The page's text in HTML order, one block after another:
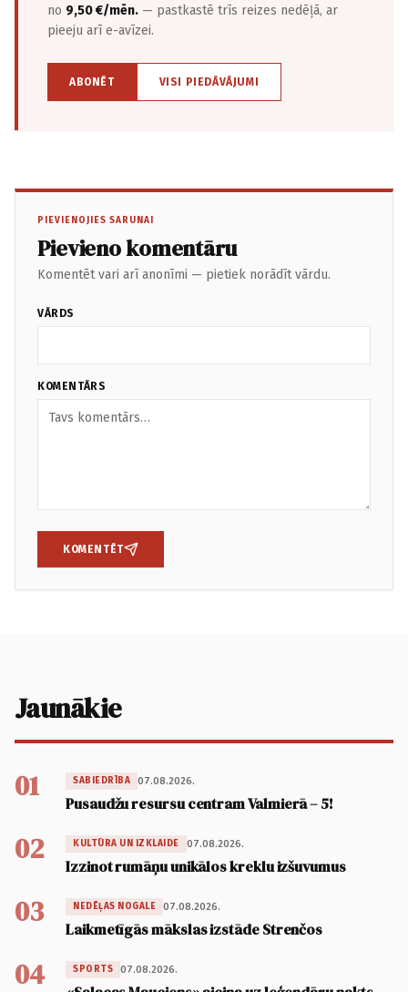
no 9,50 €/mēn. — pastkastē trīs reizes nedēļā, ar
pieeju arī e-avīzei.
ABONĒT VISI PIEDĀVĀJUMI
PIEVIENOJIES SARUNAI
Pievieno komentāru
Komentēt vari arī anonīmi — pietiek norādīt vārdu.
VĀRDS
KOMENTĀRS
KOMENTĒT
Jaunākie
01 SABIEDRĪBA 07.08.2026.
Pusaudžu resursu centram Valmierā – 5!
02 KULTŪRA UN IZKLAIDE 07.08.2026.
Izzinot rumāņu unikālos kreklu izšuvumus
03 NEDĒĻAS NOGALE 07.08.2026.
Laikmetīgās mākslas izstāde Strenčos
04 SPORTS 07.08.2026.